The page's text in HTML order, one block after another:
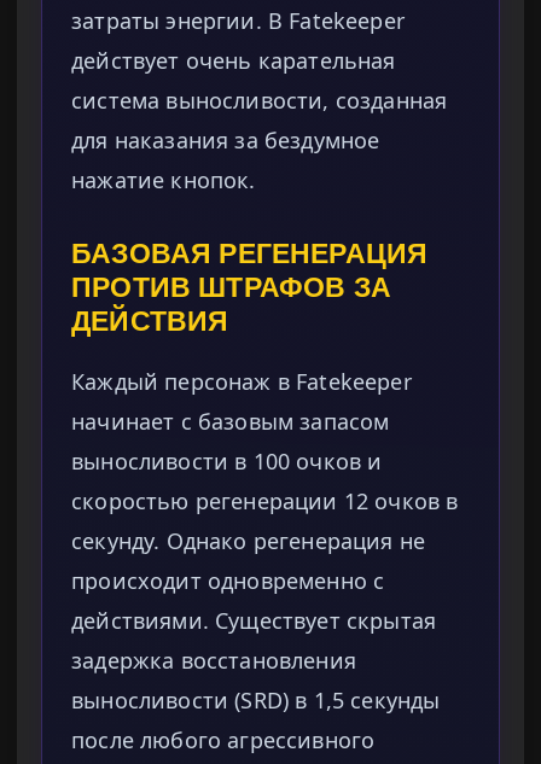
затраты энергии. В Fatekeeper
действует очень карательная
система выносливости, созданная
для наказания за бездумное
нажатие кнопок.
БАЗОВАЯ РЕГЕНЕРАЦИЯ
ПРОТИВ ШТРАФОВ ЗА
ДЕЙСТВИЯ
Каждый персонаж в Fatekeeper
начинает с базовым запасом
выносливости в 100 очков и
скоростью регенерации 12 очков в
секунду. Однако регенерация не
происходит одновременно с
действиями. Существует скрытая
задержка восстановления
выносливости (SRD) в 1,5 секунды
после любого агрессивного